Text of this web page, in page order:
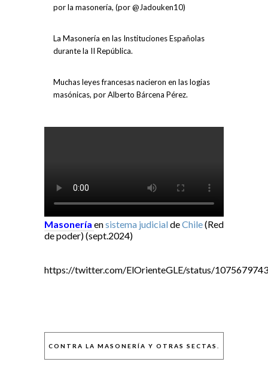
por la masonería, (por @Jadouken10)
La Masonería en las Instituciones Españolas
durante la II República.
Muchas leyes francesas nacieron en las logias
masónicas, por Alberto Bárcena Pérez.
Masonería ensistema judicialdeChile(Red
de poder) (sept.2024)
https://twitter.com/ElOrienteGLE/status/
CONTRA LA MASONERÍA Y OTRAS SECTAS.